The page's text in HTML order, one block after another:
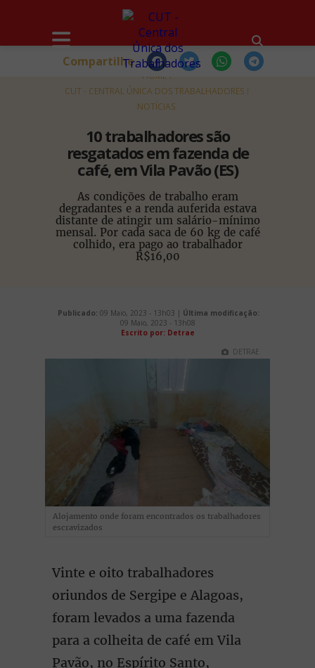
HOME
CUT - CENTRAL ÚNICA DOS TRABALHADORES
NOTÍCIAS
10 trabalhadores são
resgatados em fazenda de
café, em Vila Pavão (ES)
As condições de trabalho eram
degradantes e a renda auferida estava
distante de atingir um salário-mínimo
mensal. Por cada saca de 60 kg de café
colhido, era pago ao trabalhador
R$16,00
Compartilhe
Publicado: 09 Maio, 2023 - 13h03 | Última modificação:
09 Maio, 2023 - 13h08
Escrito por: Detrae
DETRAE
Alojamento onde foram encontrados os trabalhadores
escravizados
Vinte e oito trabalhadores
oriundos de Sergipe e Alagoas,
foram levados a uma fazenda
para a colheita de café em Vila
Pavão, no Espírito Santo,